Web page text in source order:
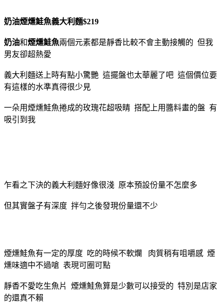
奶油煙燻鮭魚義大利麵$219
奶油和煙燻鮭魚兩個元素都是靜香比較不會主動接觸的 但我
男友卻超熱愛
義大利麵送上時有點小驚艷 這擺盤也太華麗了吧 這個價位要
有這樣的水準真得很少見
一朵用煙燻鮭魚捲成的玫瑰花超吸睛 搭配上用醬料畫的盤 有
吸引到我
乍看之下決的義大利麵好像很淺 原本預設份量不怎麼多
但其實盤子有深度 拌勻之後發現份量還不少
煙燻鮭魚有一定的厚度 吃的時候不軟爛 肉質稍有咀嚼感 煙
燻味適中不過嗆 表現可圈可點
靜香不愛吃生魚片 煙燻鮭魚算是少數可以接受的 特別是店家
的還真不賴